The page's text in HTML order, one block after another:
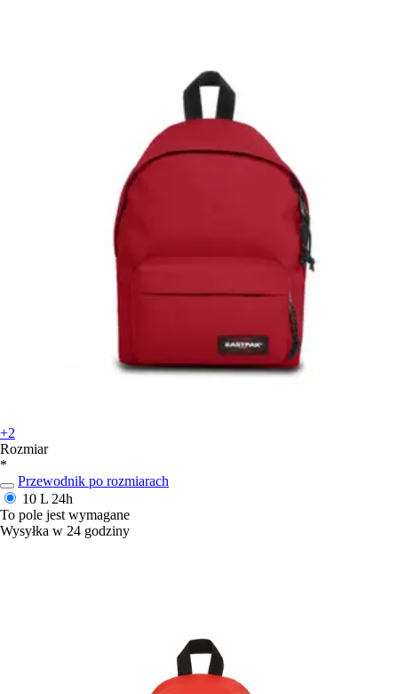
+2
Rozmiar
*
Przewodnik po rozmiarach
10 L 24h
To pole jest wymagane
Wysyłka w 24 godziny